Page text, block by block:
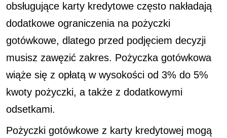
obsługujące karty kredytowe często nakładają
dodatkowe ograniczenia na pożyczki
gotówkowe, dlatego przed podjęciem decyzji
musisz zawęzić zakres. Pożyczka gotówkowa
wiąże się z opłatą w wysokości od 3% do 5%
kwoty pożyczki, a także z dodatkowymi
odsetkami.
Pożyczki gotówkowe z karty kredytowej mogą